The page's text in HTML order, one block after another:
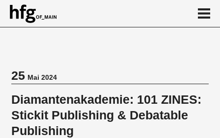
Vortragsreihe
25Mai 2024
Diamantenakademie: 101 ZINES:
Stickit Publishing & Debatable
Publishing